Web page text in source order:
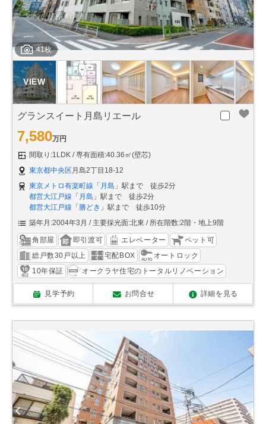
41枚
グランスイート月島リエール
7,580万円
間取り:1LDK
専有面積:40.36㎡(壁芯)
東京都中央区月島2丁目18-12
東京メトロ有楽町線 「 月島 」駅まで 徒歩2分
都営大江戸線 「 月島 」駅まで 徒歩2分
都営大江戸線 「勝どき 」駅まで 徒歩10分
築年月:2004年3月
主要採光面:北東 所在階数:2階・地上9階
角部屋 即引渡可 エレベーター
ペット可
総戸数30戸以上
宅配BOX
オートロック
10年保証
オークラヤ住宅のトータルリノベーション
見学予約 お問合せ 詳細を見る